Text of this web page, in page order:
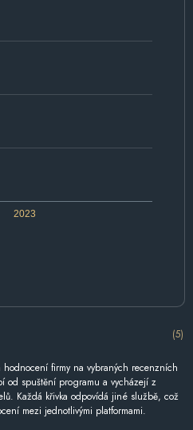
2023
(5)
firmy na vybraných recenzních
od spuštění programu a vycházejí z
Každá křivka odpovídá jiné službě, což
mezi jednotlivými platformami.